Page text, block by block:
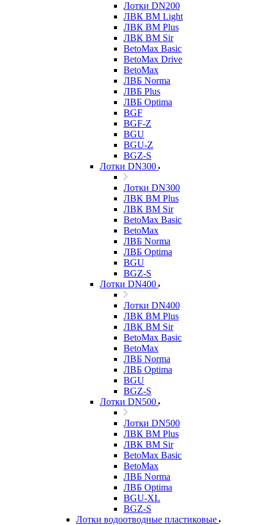
Лотки DN200
ЛВК ВМ Light
ЛВК ВМ Plus
ЛВК ВМ Sir
BetoMax Basic
BetoMax Drive
BetoMax
ЛВБ Norma
ЛВБ Plus
ЛВБ Optima
BGF
BGF-Z
BGU
BGU-Z
BGZ-S
Лотки DN300
Лотки DN300
ЛВК ВМ Plus
ЛВК ВМ Sir
BetoMax Basic
BetoMax
ЛВБ Norma
ЛВБ Optima
BGU
BGZ-S
Лотки DN400
Лотки DN400
ЛВК ВМ Plus
ЛВК ВМ Sir
BetoMax Basic
BetoMax
ЛВБ Norma
ЛВБ Optima
BGU
BGZ-S
Лотки DN500
Лотки DN500
ЛВК ВМ Plus
ЛВК ВМ Sir
BetoMax Basic
BetoMax
ЛВБ Norma
ЛВБ Optima
BGU-XL
BGZ-S
Лотки водоотводные пластиковые